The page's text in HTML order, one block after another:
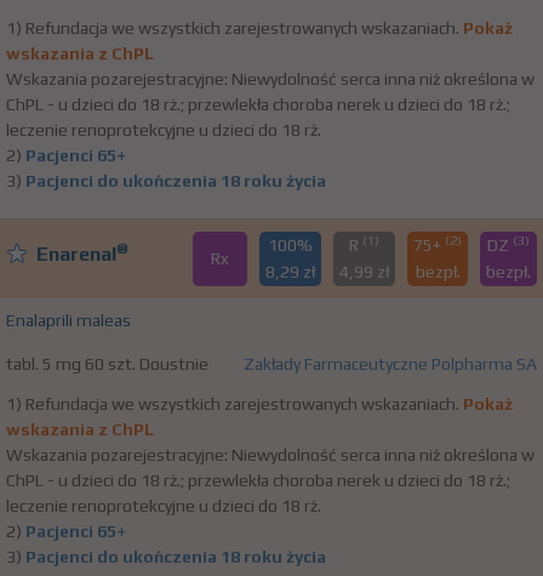
1) Refundacja we wszystkich zarejestrowanych wskazaniach. Pokaż
wskazania z ChPL
Wskazania pozarejestracyjne: Niewydolność serca inna niż określona w
ChPL - u dzieci do 18 rż.; przewlekła choroba nerek u dzieci do 18 rż.;
leczenie renoprotekcyjne u dzieci do 18 rż.
2) Pacjenci 65+
3) Pacjenci do ukończenia 18 roku życia
Enarenal® Rx
100%
8,29 zł
R (1)
4,99 zł
75+ (2)
bezpł.
DZ (3)
bezpł.
Enalaprili maleas
tabl. 5 mg 60 szt. Doustnie Zakłady Farmaceutyczne Polpharma SA
1) Refundacja we wszystkich zarejestrowanych wskazaniach. Pokaż
wskazania z ChPL
Wskazania pozarejestracyjne: Niewydolność serca inna niż określona w
ChPL - u dzieci do 18 rż.; przewlekła choroba nerek u dzieci do 18 rż.;
leczenie renoprotekcyjne u dzieci do 18 rż.
2) Pacjenci 65+
3) Pacjenci do ukończenia 18 roku życia